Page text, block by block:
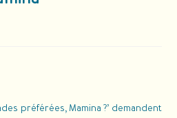
préférées, Mamina ?’ demandent